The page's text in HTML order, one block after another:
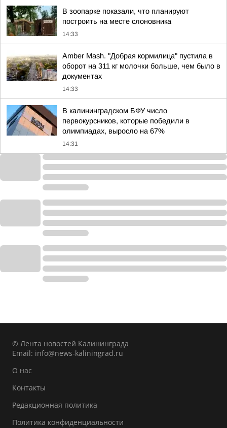
В зоопарке показали, что планируют
построить на месте слоновника
14:33
Amber Mash. "Добрая кормилица" пустила в
оборот на 311 кг молочки больше, чем было в
документах
14:33
В калининградском БФУ число
первокурсников, которые победили в
олимпиадах, выросло на 67%
14:31
© Лента новостей Калининграда
Email: info@news-kaliningrad.ru
О нас
Контакты
Редакционная политика
Политика конфиденциальности